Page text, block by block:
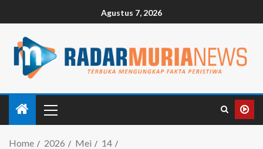
Agustus 7, 2026
Home 2026 Mei
14